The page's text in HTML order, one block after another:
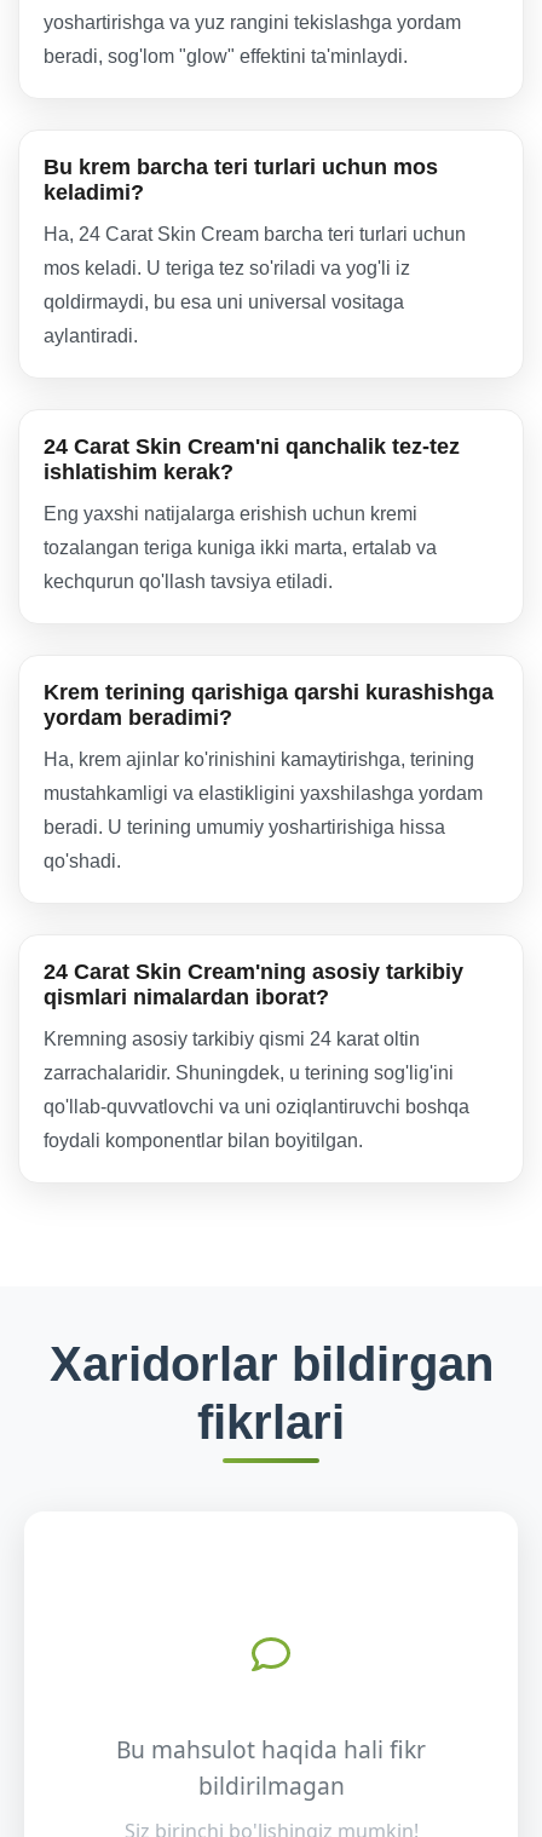
yoshartirishga va yuz rangini tekislashga yordam
beradi, sog'lom "glow" effektini ta'minlaydi.
Bu krem barcha teri turlari uchun mos
keladimi?
Ha, 24 Carat Skin Cream barcha teri turlari uchun
mos keladi. U teriga tez so'riladi va yog'li iz
qoldirmaydi, bu esa uni universal vositaga
aylantiradi.
24 Carat Skin Cream'ni qanchalik tez-tez
ishlatishim kerak?
Eng yaxshi natijalarga erishish uchun kremi
tozalangan teriga kuniga ikki marta, ertalab va
kechqurun qo'llash tavsiya etiladi.
Krem terining qarishiga qarshi kurashishga
yordam beradimi?
Ha, krem ajinlar ko'rinishini kamaytirishga, terining
mustahkamligi va elastikligini yaxshilashga yordam
beradi. U terining umumiy yoshartirishiga hissa
qo'shadi.
24 Carat Skin Cream'ning asosiy tarkibiy
qismlari nimalardan iborat?
Kremning asosiy tarkibiy qismi 24 karat oltin
zarrachalaridir. Shuningdek, u terining sog'lig'ini
qo'llab-quvvatlovchi va uni oziqlantiruvchi boshqa
foydali komponentlar bilan boyitilgan.
Xaridorlar bildirgan
fikrlari
Bu mahsulot haqida hali fikr
bildirilmagan
Siz birinchi bo'lishingiz mumkin!